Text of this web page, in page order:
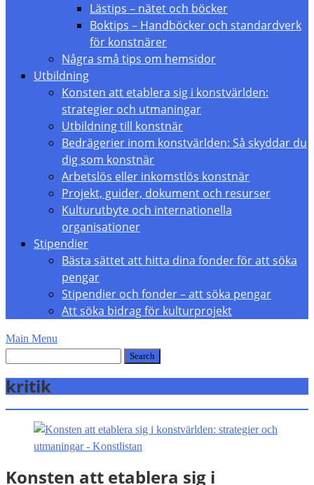
Lästips – nätet och böcker
Boktips – Handböcker och standardverk
för konstnärer
Några små tips om hemsidor
Utbildning
Konsten att etablera sig i konstvärlden:
strategier och utmaningar
Utbildning till konstnär
Bedrägerier inom konstvärlden: Så skyddar du
dig som konstnär
Arbetslös eller inkomstlös konstnär
Projekt, guider, dokument och resurser
Kulturutbyte och internationella
organisationer
Stipendier
Bästa sättet att hitta dina fonder för att söka
pengar
Stipendier och fonder – att söka pengar
Att söka bidrag för kulturprojekt
Main Menu
kritik
Konsten att etablera sig i